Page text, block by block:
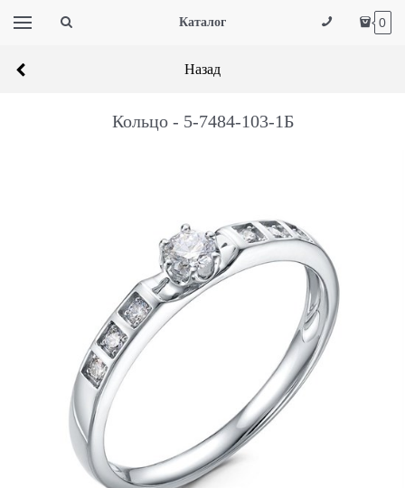
Каталог 0
Назад
Кольцо - 5-7484-103-1Б